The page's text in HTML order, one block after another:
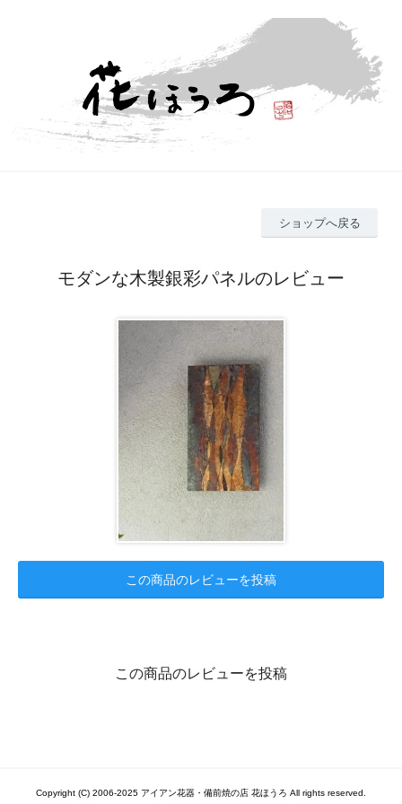
ショップへ戻る
モダンな木製銀彩パネルのレビュー
この商品のレビューを投稿
この商品のレビューを投稿
Copyright (C) 2006-2025 アイアン花器・備前焼の店 花ほうろ All rights reserved.